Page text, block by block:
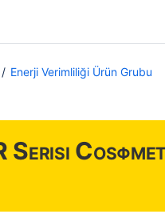
Enerji Verimliliği Ürün Grubu
Serisi